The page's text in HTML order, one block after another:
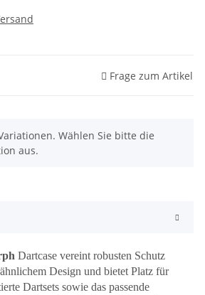
Frage zum Artikel
Wählen Sie bitte die
aus.
Dartcase vereint robusten Schutz
Design und bietet Platz für
Dartsets sowie das passende